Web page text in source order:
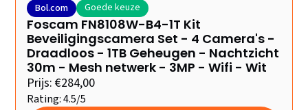
Bol.com Goede keuze
Foscam FN8108W-B4-1T Kit
Beveiligingscamera Set - 4 Camera's -
Draadloos - 1TB Geheugen - Nachtzicht
30m - Mesh netwerk - 3MP - Wifi - Wit
Prijs: €284,00
Rating: 4.5/5